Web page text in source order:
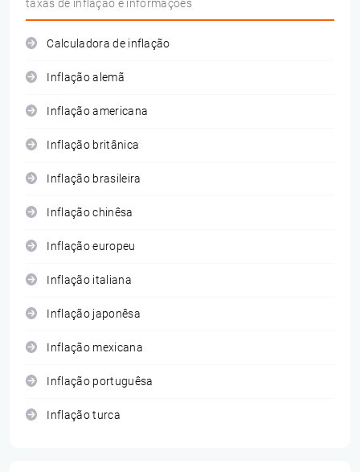
taxas de inflação e informações
Calculadora de inflação
Inflação alemã
Inflação americana
Inflação britânica
Inflação brasileira
Inflação chinêsa
Inflação europeu
Inflação italiana
Inflação japonêsa
Inflação mexicana
Inflação portuguêsa
Inflação turca